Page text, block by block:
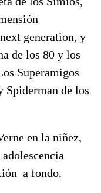
generation, y
de los 80 y los
Superamigos
Spiderman de los
en la niñez,
a fondo.